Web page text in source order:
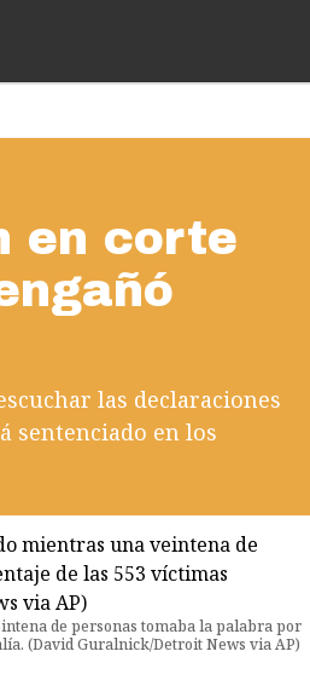
en corte
las declaraciones
sentenciado en los
de personas tomaba la palabra por
(David Guralnick/Detroit News via AP)